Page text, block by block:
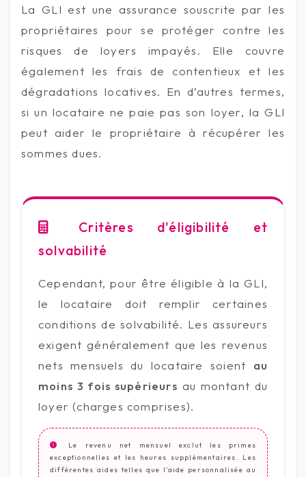
La GLI est une assurance souscrite par les
propriétaires pour se protéger contre les
risques de loyers impayés. Elle couvre
également les frais de contentieux et les
dégradations locatives. En d’autres termes,
si un locataire ne paie pas son loyer, la GLI
peut aider le propriétaire à récupérer les
sommes dues.
Critères d'éligibilité et
solvabilité
Cependant, pour être éligible à la GLI,
le locataire doit remplir certaines
conditions de solvabilité. Les assureurs
exigent généralement que les revenus
nets mensuels du locataire soient au
moins 3 fois supérieurs au montant du
loyer (charges comprises).
Le revenu net mensuel exclut les primes
exceptionnelles et les heures supplémentaires. Les
différentes aides telles que l’aide personnalisée au